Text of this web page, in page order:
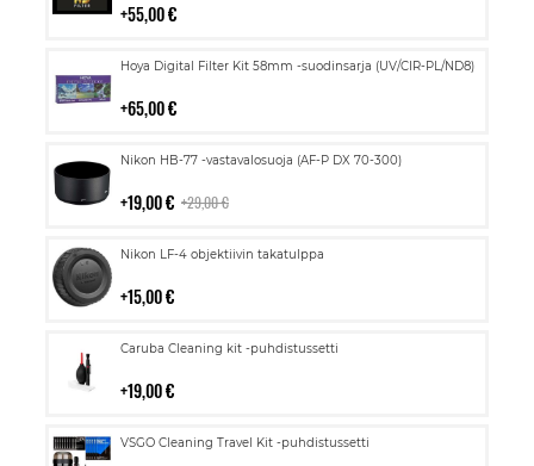
55,00 €
Hoya Digital Filter Kit 58mm -suodinsarja (UV/CIR-PL/ND8)
65,00 €
Lisää
Nikon HB-77 -vastavalosuoja (AF-P DX 70-300)
19,00 € 29,00 €
Lisää
Nikon LF-4 objektiivin takatulppa
15,00 €
Lisää
Caruba Cleaning kit -puhdistussetti
19,00 €
Lisää
VSGO Cleaning Travel Kit -puhdistussetti
Lisää